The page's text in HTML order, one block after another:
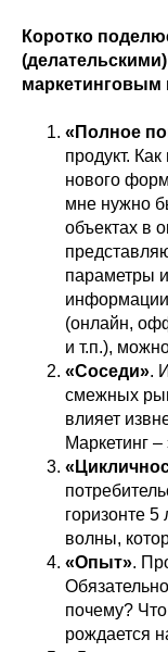
Коротко
маркетинговым
«Полное
продукт.
нового
мне нужно
объектах в
параметры
информации
(онлайн,
и т.п.),
«Соседи».
смежных
влияет
Маркетинг
горизонте
волны,
«Опыт».
почему?
рождается